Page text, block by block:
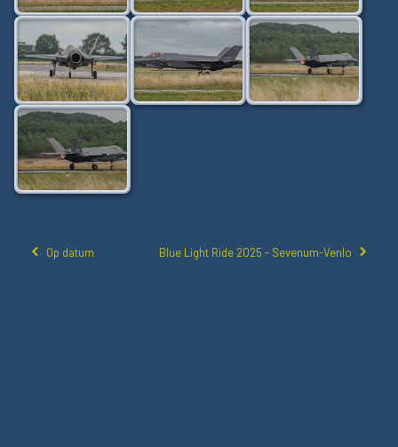
Op datum Blue Light Ride 2025 - Sevenum-Venlo